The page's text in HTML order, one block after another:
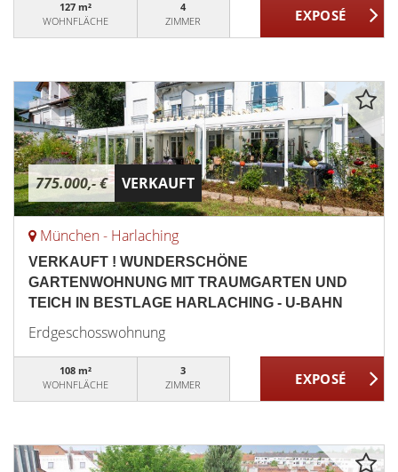
127 m²
WOHNFLÄCHE
4
ZIMMER
775.000,- € VERKAUFT
München - Harlaching
VERKAUFT ! WUNDERSCHÖNE
GARTENWOHNUNG MIT TRAUMGARTEN UND
TEICH IN BESTLAGE HARLACHING - U-BAHN
Erdgeschosswohnung
108 m²
WOHNFLÄCHE
3
ZIMMER